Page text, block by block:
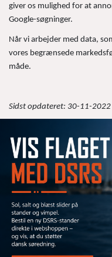
giver os mulighed for at
Google-søgninger.
Når vi arbejder med data,
vores begrænsede
måde.
Sidst opdateret: 30-11-2022